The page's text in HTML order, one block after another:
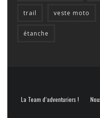
trail veste moto
étanche
La Team d’adventuriers !